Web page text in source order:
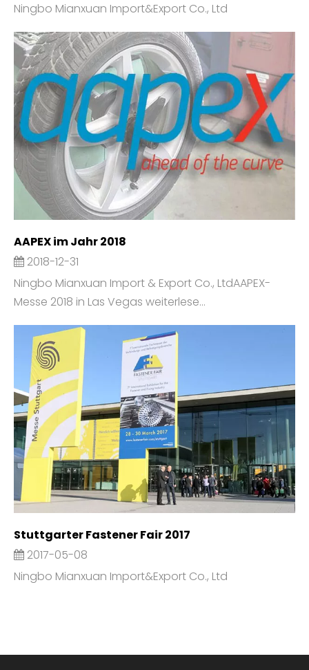
Ningbo Mianxuan Import&Export Co., Ltd
AAPEX im Jahr 2018
2018-12-31
Ningbo Mianxuan Import & Export Co., LtdAAPEX-
Messe 2018 in Las Vegas weiterlese...
Stuttgarter Fastener Fair 2017
2017-05-08
Ningbo Mianxuan Import&Export Co., Ltd